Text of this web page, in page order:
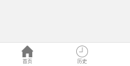
首页 历史